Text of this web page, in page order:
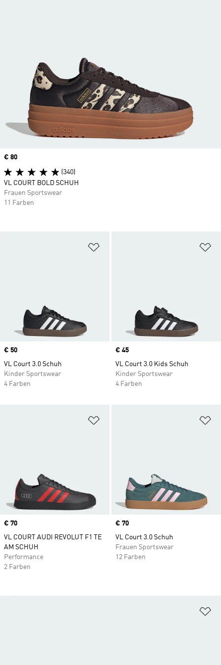
Price
€ 50
VL Court 3.0 Schuh
Kinder Sportswear
4 Farben
Price
€ 45
VL Court 3.0 Kids Schuh
Kinder Sportswear
4 Farben
Price
€ 70
VL COURT AUDI REVOLUT F1 TE
AM SCHUH
Performance
2 Farben
Price
€ 70
VL Court 3.0 Schuh
Frauen Sportswear
12 Farben
Price
€ 80
(340)
VL COURT BOLD SCHUH
Frauen Sportswear
11 Farben